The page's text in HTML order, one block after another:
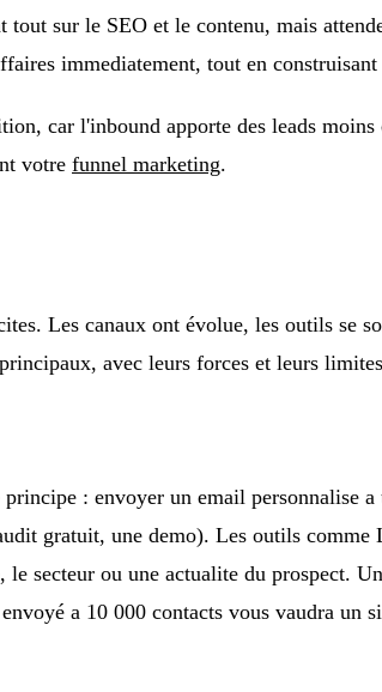
sur le SEO et le contenu, mais
immediatement, tout en
car l'inbound apporte des leads
votre funnel marketing.
Les canaux ont évolue, les outils se
avec leurs forces et leurs
: envoyer un email personnalise
gratuit, une demo). Les outils
le secteur ou une actualite du
a 10 000 contacts vous vaudra un